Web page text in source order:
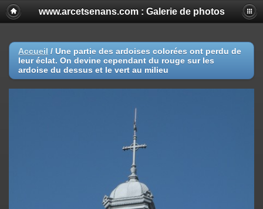
www.arcetsenans.com : Galerie de photos
Accueil / Une partie des ardoises colorées ont perdu de
leur éclat. On devine cependant du rouge sur les
ardoise du dessus et le vert au milieu